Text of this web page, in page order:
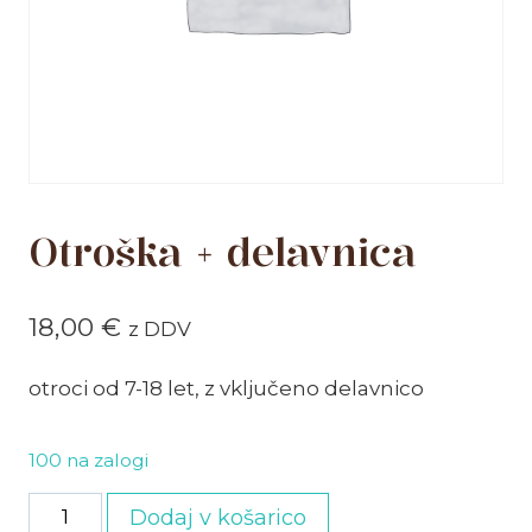
Otroška + delavnica
18,00 € z DDV
otroci od 7-18 let, z vključeno delavnico
100 na zalogi
Otroška
Dodaj v košarico